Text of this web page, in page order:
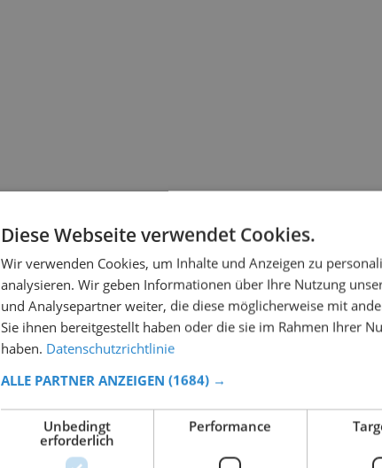
Diese Webseite verwendet Cookies.
Wir verwenden Cookies, um Inhalte und Anzeigen zu
analysieren. Wir geben Informationen über Ihre Nutzung
und Analysepartner weiter, die diese möglicherweise mit
Sie ihnen bereitgestellt haben oder die sie im Rahmen Ihrer
haben. Datenschutzrichtlinie
ALLE PARTNER ANZEIGEN (1684) →
Unbedingt
erforderlich
Performance